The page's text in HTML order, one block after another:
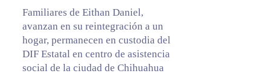
Familiares de Eithan Daniel,
avanzan en su reintegración a un
hogar, permanecen en custodia del
DIF Estatal en centro de asistencia
social de la ciudad de Chihuahua